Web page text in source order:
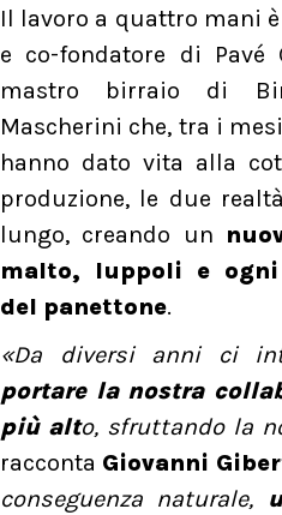
Il lavoro a quattro mani
e co-fondatore di Pavé
mastro birraio di
Mascherini che, tra i
hanno dato vita alla
produzione, le due
lungo, creando un
malto, luppoli e
del panettone.
«Da diversi anni ci
portare la nostra
più alto, sfruttando la
racconta Giovanni
conseguenza naturale,